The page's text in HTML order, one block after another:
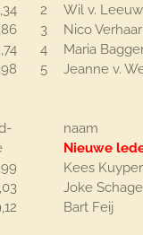
2
Wil v.
3
Nico Verhaar
4
Maria
5 Jeanne v.
naam
Nieuwe
Kees
Joke
Bart Feij